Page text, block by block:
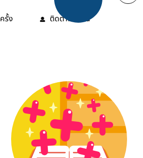
ครั้ง ติดตาม คน